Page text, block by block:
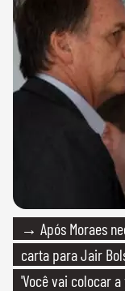
→ Após Moraes
carta para Jair
'Você vai colocar